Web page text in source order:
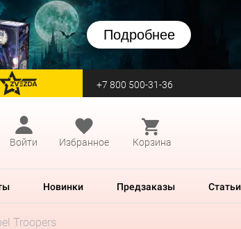
Подробнее
перейти на Zvezda +7 800 500-31-36
Войти
Избранное Корзина
Новинки Предзаказы Статьи
Troopers